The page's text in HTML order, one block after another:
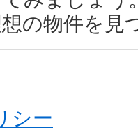
の物件を見
シー